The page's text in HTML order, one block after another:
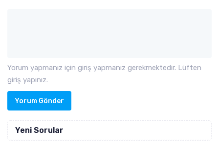
Yorum yapmanız için giriş yapmanız gerekmektedir. Lüften
giriş yapınız.
Yorum Gönder
Yeni Sorular